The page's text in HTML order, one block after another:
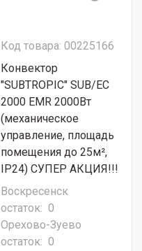
Код товара: 00225166
Конвектор
"SUBTROPIC" SUB/EC
2000 EMR 2000Вт
(механическое
управление, площадь
помещения до 25м²,
IP24) СУПЕР АКЦИЯ!!!
Воскресенск
остаток: 0
Орехово-Зуево
остаток: 0